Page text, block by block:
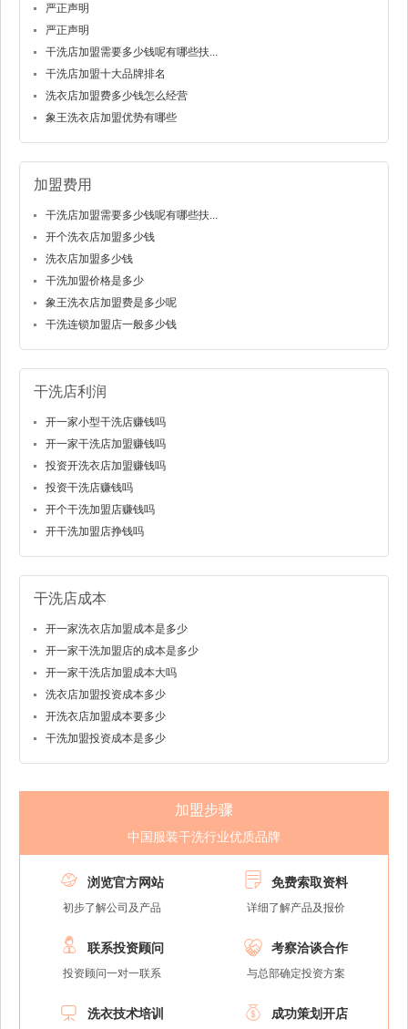
严正声明
严正声明
干洗店加盟需要多少钱呢有哪些扶...
干洗店加盟十大品牌排名
洗衣店加盟费多少钱怎么经营
象王洗衣店加盟优势有哪些
加盟费用
干洗店加盟需要多少钱呢有哪些扶...
开个洗衣店加盟多少钱
洗衣店加盟多少钱
干洗加盟价格是多少
象王洗衣店加盟费是多少呢
干洗连锁加盟店一般多少钱
干洗店利润
开一家小型干洗店赚钱吗
开一家干洗店加盟赚钱吗
投资开洗衣店加盟赚钱吗
投资干洗店赚钱吗
开个干洗加盟店赚钱吗
开干洗加盟店挣钱吗
干洗店成本
开一家洗衣店加盟成本是多少
开一家干洗加盟店的成本是多少
开一家干洗店加盟成本大吗
洗衣店加盟投资成本多少
开洗衣店加盟成本要多少
干洗加盟投资成本是多少
加盟步骤
中国服装干洗行业优质品牌
 浏览官方网站
初步了解公司及产品
 免费索取资料
详细了解产品及报价
 联系投资顾问
投资顾问一对一联系
 考察洽谈合作
与总部确定投资方案
 洗衣技术培训  成功策划开店